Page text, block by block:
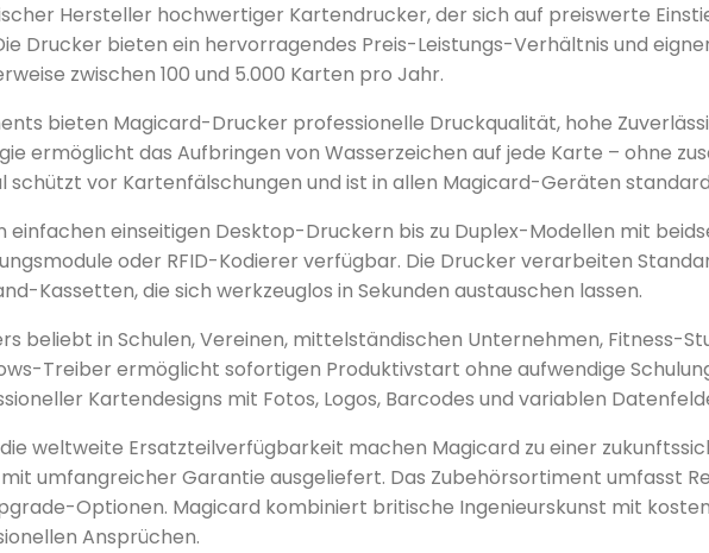
Hersteller hochwertiger Kartendrucker, der sich auf preiswerte
Drucker bieten ein hervorragendes Preis-Leistungs-Verhältnis und
zwischen 100 und 5.000 Karten pro Jahr.
bieten Magicard-Drucker professionelle Druckqualität, hohe
ermöglicht das Aufbringen von Wasserzeichen auf jede Karte – ohne
vor Kartenfälschungen und ist in allen Magicard-Geräten
einseitigen Desktop-Druckern bis zu Duplex-Modellen mit
oder RFID-Kodierer verfügbar. Die Drucker verarbeiten
Kassetten, die sich werkzeuglos in Sekunden austauschen lassen.
beliebt in Schulen, Vereinen, mittelständischen Unternehmen, Fitness-
Treiber ermöglicht sofortigen Produktivstart ohne aufwendige
Kartendesigns mit Fotos, Logos, Barcodes und variablen
weltweite Ersatzteilverfügbarkeit machen Magicard zu einer
umfangreicher Garantie ausgeliefert. Das Zubehörsortiment umfasst
Optionen. Magicard kombiniert britische Ingenieurskunst mit
Ansprüchen.